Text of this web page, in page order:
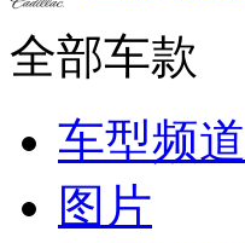
全部车款
车型频道
图片